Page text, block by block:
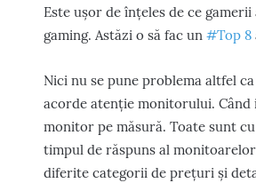
Este ușor de înțeles de ce
gaming. Astăzi o să fac un #Top 8
Nici nu se pune problema altfel
acorde atenție monitorului. Când
monitor pe măsură. Toate sunt
timpul de răspuns al monitoarelor
diferite categorii de prețuri și